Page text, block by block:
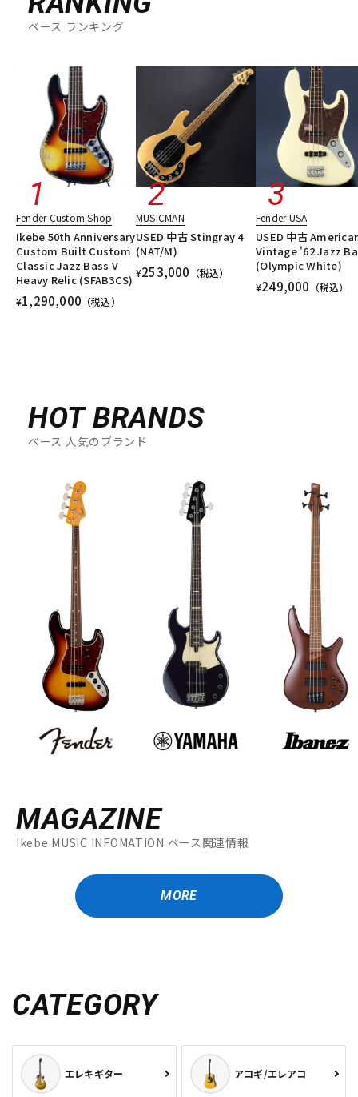
DTM オンライン納品
配信/ライブ機器 楽器アクセサリ
中古 ヴィンテージ
ベース ランキング
Fender Custom Shop
Ikebe 50th Anniversary
Custom Built Custom
Classic Jazz Bass V
Heavy Relic (SFAB3CS)
¥1,290,000 （税込）
MUSICMAN
USED 中古 Stingray 4
(NAT/M)
¥253,000 （税込）
Fender USA
USED 中古
Vintage '62 Jazz
(Olympic White)
¥249,000 （税込）
HOT BRANDS
ベース 人気のブランド
MAGAZINE
Ikebe MUSIC INFOMATION ベース関連情報
MORE
CATEGORY
エレキギター アコギ/エレアコ